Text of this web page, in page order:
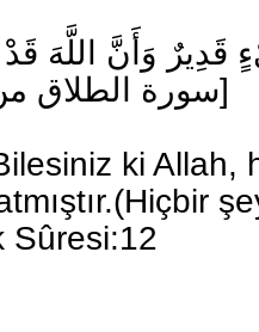
عِلْمًا} [سورة الطلاق من الآية :12]
ki Allah,
Sûresi:12